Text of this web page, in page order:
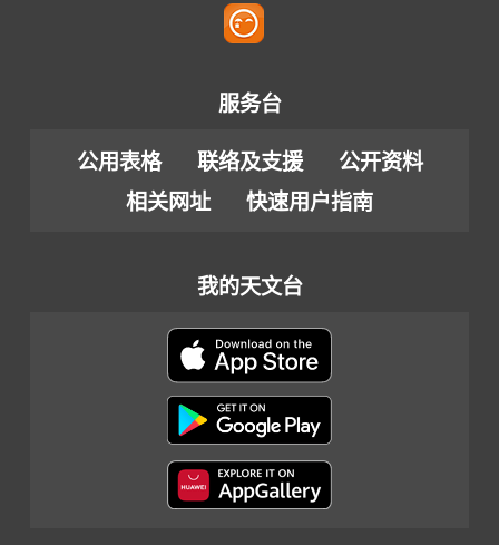
服务台
公用表格 联络及支援
公开资料
相关网址
快速用户指南
我的天文台